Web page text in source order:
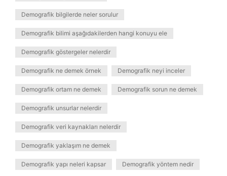
Demografik bilgilerde neler sorulur
Demografik bilimi aşağıdakilerden hangi konuyu ele
Demografik göstergeler nelerdir
Demografik ne demek örnek Demografik neyi inceler
Demografik ortam ne demek Demografik sorun ne demek
Demografik unsurlar nelerdir
Demografik veri kaynakları nelerdir
Demografik yaklaşım ne demek
Demografik yapı neleri kapsar Demografik yöntem nedir